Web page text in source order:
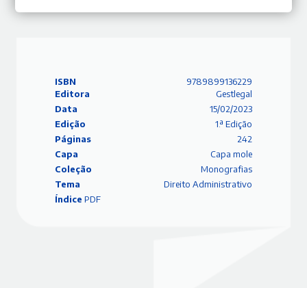
ISBN
9789899136229
Editora
Gestlegal
Data
15/02/2023
Edição
1.ª Edição
Páginas
242
Capa
Capa mole
Coleção
Monografias
Tema
Direito Administrativo
Índice PDF